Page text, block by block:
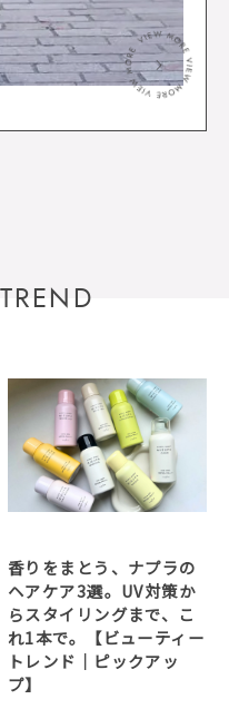
＞
香りをまとう、ナプラの
ヘアケア3選。UV対策か
らスタイリングまで、こ
れ1本で。【ビューティー
トレンド｜ピックアッ
プ】